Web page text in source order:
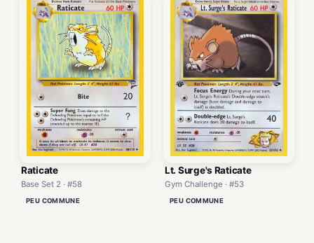
Raticate
Base Set 2 · #58
PEU COMMUNE
Lt. Surge's Raticate
Gym Challenge · #53
PEU COMMUNE